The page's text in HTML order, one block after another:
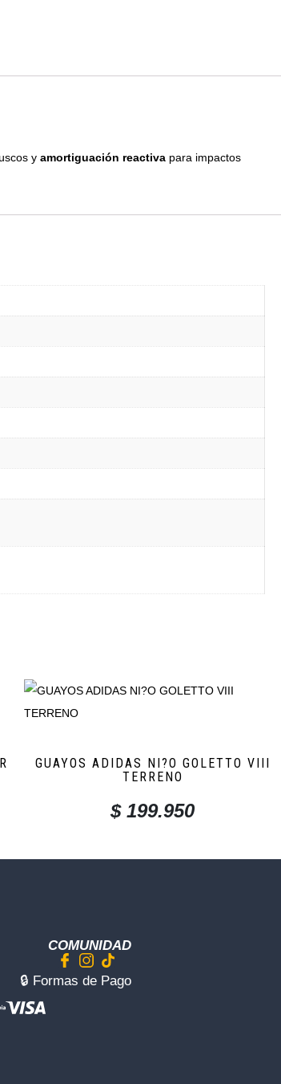
y amortiguación reactiva para impactos
GUAYOS ADIDAS NI?O GOLETTO VIII
TERRENO
$199.950
COMUNIDAD
🔒︎ Formas de Pago